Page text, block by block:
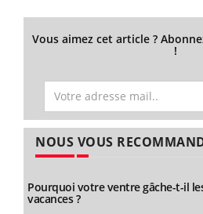
Vous aimez cet article ?
!
NOUS VOUS
Pourquoi votre ventre gâche-t-il
vacances ?